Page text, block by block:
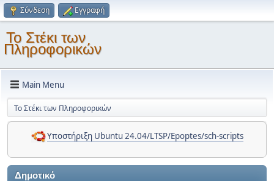
Σύνδεση Εγγραφή
Το Στέκι των
Πληροφορικών
Main Menu
Το Στέκι των Πληροφορικών
Υποστήριξη Ubuntu 24.04/LTSP/Epoptes/sch-scripts
Δημοτικό